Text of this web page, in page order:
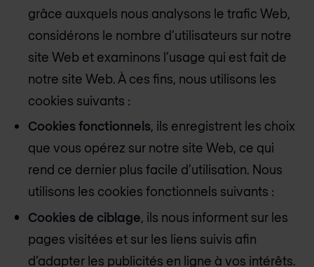
grâce auxquels nous analysons le trafic Web,
considérons le nombre d’utilisateurs sur notre
site Web et examinons l’usage qui est fait de
notre site Web. À ces fins, nous utilisons les
cookies suivants :
Cookies fonctionnels, ils enregistrent les choix
que vous opérez sur notre site Web, ce qui
rend ce dernier plus facile d’utilisation. Nous
utilisons les cookies fonctionnels suivants :
Cookies de ciblage, ils nous informent sur les
pages visitées et sur les liens suivis afin
d’adapter les publicités en ligne à vos intérêts.